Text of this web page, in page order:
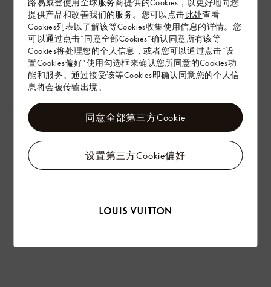
提供产品和改善我们的服务。您可以点击此处查看
Cookies列表以了解该等Cookies收集使用信息的详情。您
可以通过点击“同意全部Cookies”确认同意所有该等
Cookies将处理您的个人信息，或者您可以通过点击“设
置Cookies偏好”使用勾选框来确认您所同意的Cookies功
能和服务。通过接受该等Cookies即确认同意您的个人信
息将会被传输出境。
设置第三方Cookie偏好
同意全部第三方Cookie
配送 & 退货
赠礼